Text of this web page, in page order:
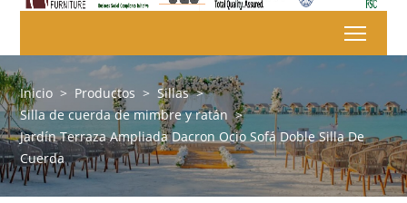
Inicio > Productos > Sillas >
Silla de cuerda de mimbre y ratán >
Jardín Terraza Ampliada Dacron Ocio Sofá Doble Silla De
Cuerda